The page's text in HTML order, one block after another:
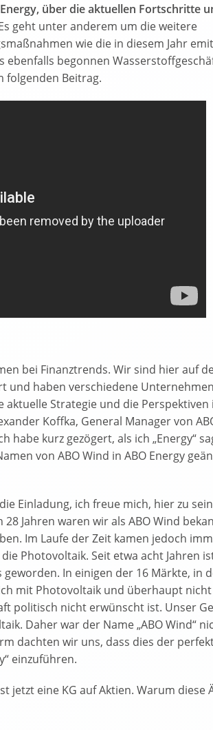
über die aktuellen Fortschritte
geht unter anderem um die weitere
wie die in diesem Jahr
ebenfalls begonnen
folgenden Beitrag.
bei Finanztrends. Wir sind hier auf
und haben verschiedene
Strategie und die Perspektiven
Koffka, General Manager von
habe kurz gezögert, als ich „Energy“
von ABO Wind in ABO Energy
Einladung, ich freue mich, hier zu
Jahren waren wir als ABO Wind
Im Laufe der Zeit kamen jedoch
Photovoltaik. Seit etwa acht Jahren
In einigen der 16 Märkte, in
mit Photovoltaik und überhaupt
politisch nicht erwünscht ist. Unser
Daher war der Name „ABO Wind“
dachten wir uns, dass dies der
einzuführen.
jetzt eine KG auf Aktien. Warum diese